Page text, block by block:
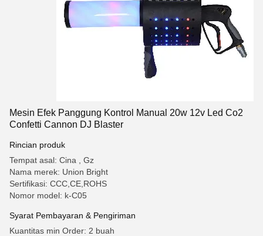
Mesin Efek Panggung Kontrol Manual 20w 12v Led Co2
Confetti Cannon DJ Blaster
Rincian produk
Tempat asal: Cina , Gz
Nama merek: Union Bright
Sertifikasi: CCC,CE,ROHS
Nomor model: k-C05
Syarat Pembayaran & Pengiriman
Kuantitas min Order: 2 buah